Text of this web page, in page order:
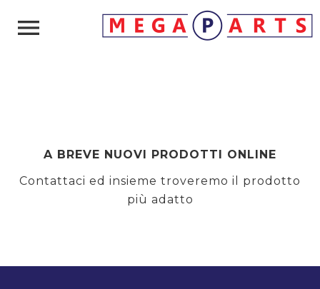

A BREVE NUOVI PRODOTTI ONLINE
Contattaci ed insieme troveremo il prodotto
più adatto